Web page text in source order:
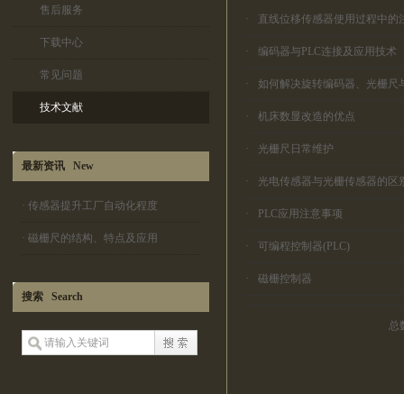
售后服务
下载中心
常见问题
技术文献
最新资讯 New
· 传感器提升工厂自动化程度
· 磁栅尺的结构、特点及应用
搜索 Search
· 直线位移传感器使用过程中的
· 编码器与PLC连接及应用技术
· 如何解决旋转编码器、光栅尺
· 机床数显改造的优点
· 光栅尺日常维护
· 光电传感器与光栅传感器的区
· PLC应用注意事项
· 可编程控制器(PLC)
· 磁栅控制器
总